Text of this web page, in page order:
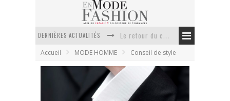
DERNIÈRES ACTUALITÉS
Le retour du cachemire version casual
Doudoune pour femme : choisir la pièce idéale entre style, chaleur et durabilité
Week-end spa en automne : quel maillot de bain choisir ?
Accueil MODE HOMME Conseil de style